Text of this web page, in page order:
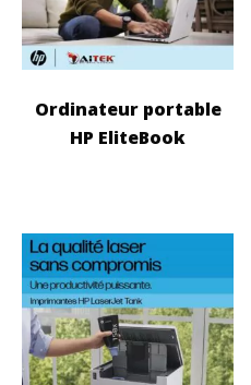
Ordinateur portable
HP EliteBook